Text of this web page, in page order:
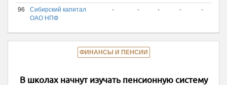
96
Сибирский капитал
ОАО НПФ
- - - - -
ФИНАНСЫ И ПЕНСИИ
В школах начнут изучать пенсионную систему